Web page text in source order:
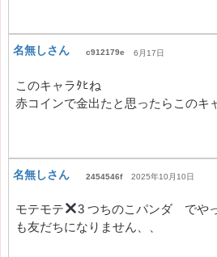
名無しさん c912179e 6月17日
このキャラﾀﾋね
赤コインで金出たと思ったらこのキ
名無しさん 2454546f 2025年10月10日
モテモテ
3 つちのこパンダ でや
も友だちになりません、、